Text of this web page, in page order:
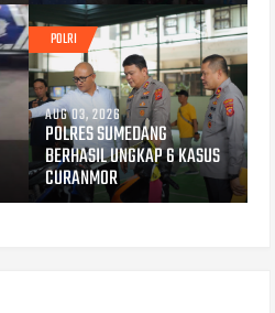
POLRI
AUG 03, 2026
POLRES SUMEDANG
BERHASIL UNGKAP 6 KASUS
CURANMOR